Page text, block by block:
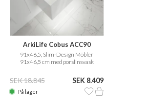
ArkiLife Cobus ACC90
91x46,5, Slim-Design Möbler
91x46,5 cm med porslinsvask
SEK 18.845 SEK 8.409
På lager